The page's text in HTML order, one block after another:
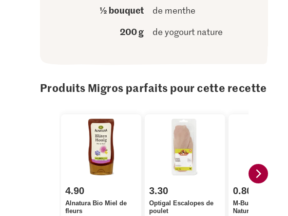
½ bouquet de menthe
200 g de yogourt nature
Produits Migros parfaits pour cette recette
4.90
Alnatura Bio Miel de
fleurs
3.30
Optigal Escalopes de
poulet
0.80
M-Budget Yogourt
Nature